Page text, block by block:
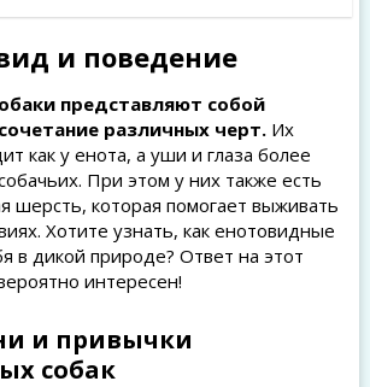
и поведение
представляют собой
различных черт.Их
как у енота, а уши и глаза более
При этом у них также есть
шерсть, которая помогает выживать
Хотите узнать, как енотовидные
в дикой природе? Ответ на этот
интересен!
и привычки
собак